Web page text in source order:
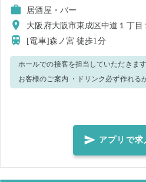
居酒屋・バー
大阪府大阪市東成区中道１丁目
[電車]森ノ宮徒歩1分
ホールでの接客を担当していただきます。 ■担当していただく業
お客様のご案内 ・ドリンク必ず作れる
は、しっかりお教えますので安心して
アプリで求